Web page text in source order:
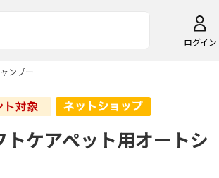
ログイン
ンプー
ケアペット用オートシ